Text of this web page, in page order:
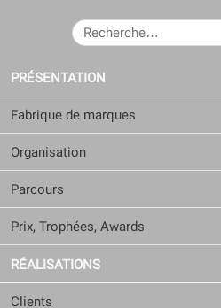
RECHERCHER :
PRÉSENTATION
Fabrique de marques
Organisation
Parcours
Prix, Trophées, Awards
RÉALISATIONS
Clients